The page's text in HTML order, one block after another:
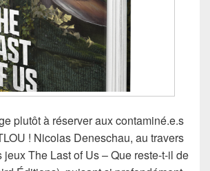
plutôt à réserver aux contaminé.e.s
! Nicolas Deneschau, au travers
jeux The Last of Us – Que reste-t-il de